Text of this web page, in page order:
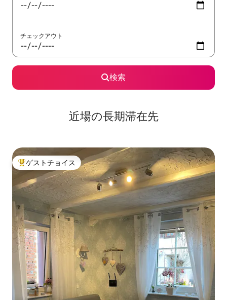
チェックアウト
検索
近場の長期滞在先
大好評のゲストチョイスです。
ゲストチョイス